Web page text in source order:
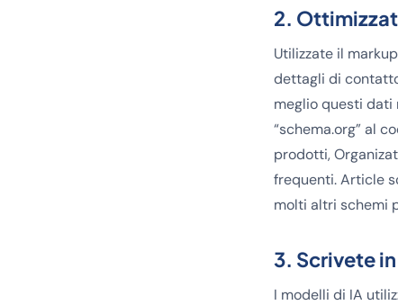
2.
Utilizzate il
dettagli di
meglio questi dati
“schema.org” al
prodotti,
frequenti. Article
molti altri schemi
3. Scrivete
I modelli di IA